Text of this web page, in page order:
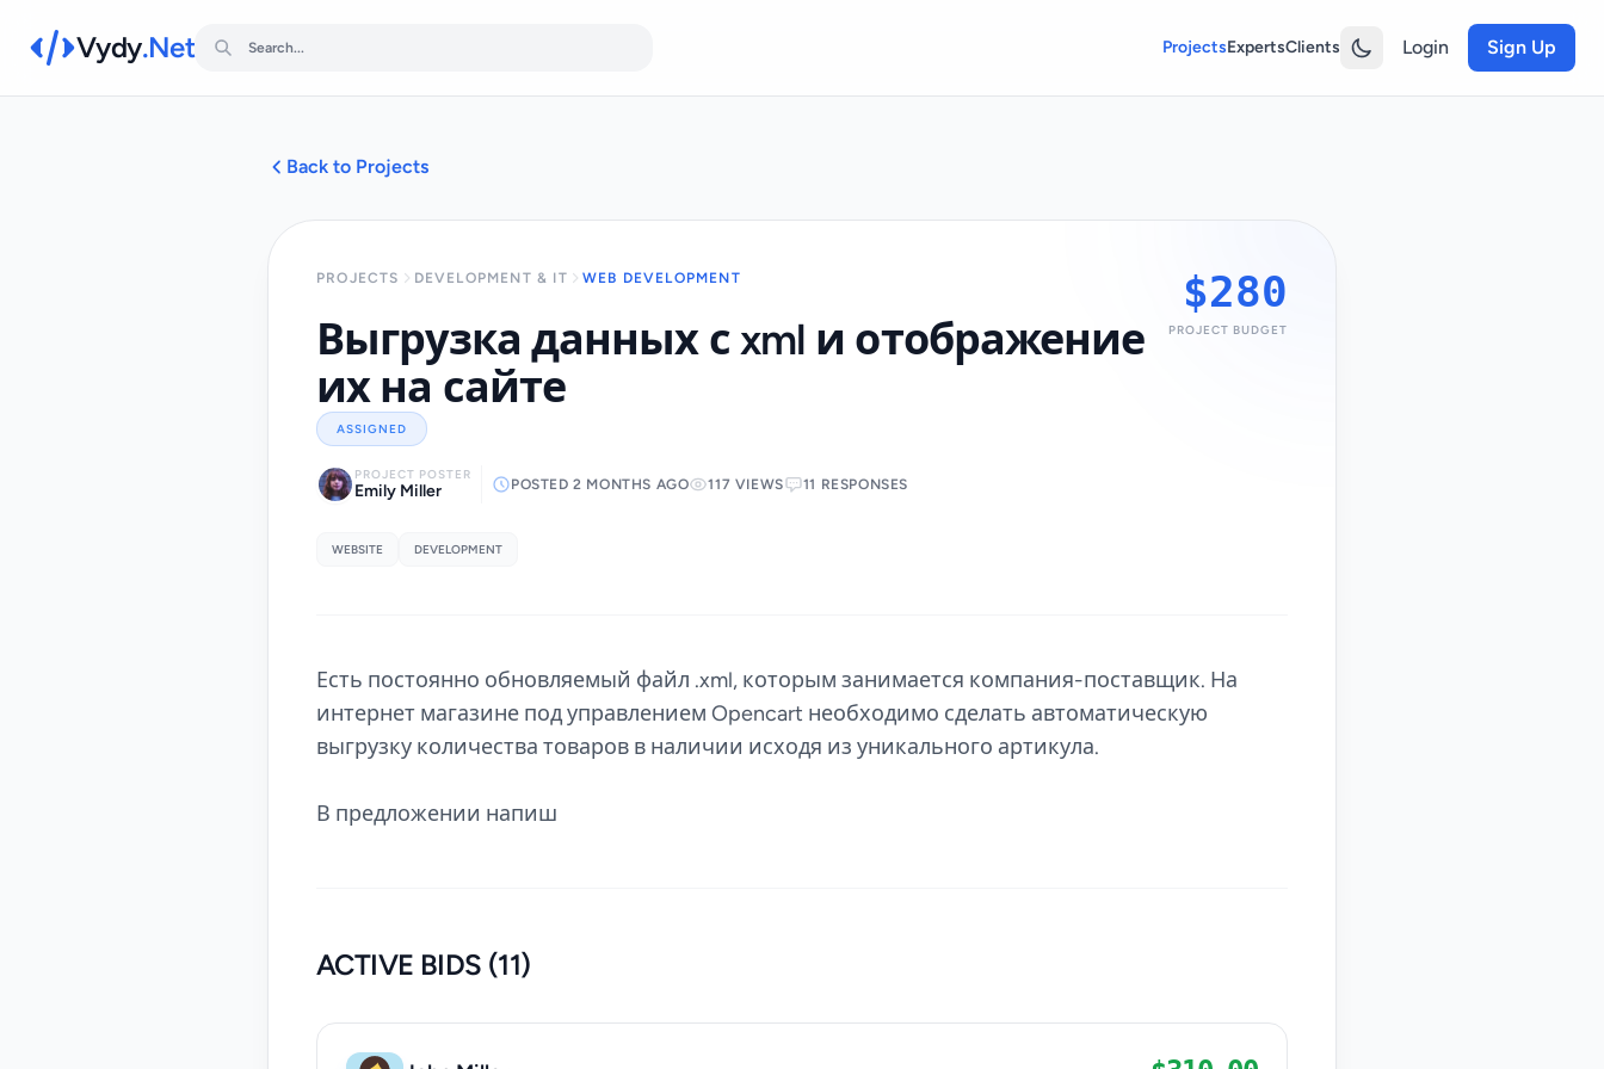
Vydy.Net ProjectsExpertsClients Login Sign Up
Back to Projects
PROJECTS DEVELOPMENT & IT WEB DEVELOPMENT
Выгрузка данных с xml и отображение
их на сайте
ASSIGNED
PROJECT POSTER
Emily Miller POSTED 2 MONTHS AGO 117 VIEWS 11 RESPONSES
WEBSITE DEVELOPMENT
$280
PROJECT BUDGET
Есть постоянно обновляемый файл .xml, которым занимается компания-поставщик. На
интернет магазине под управлением Opencart необходимо сделать автоматическую
выгрузку количества товаров в наличии исходя из уникального артикула.
В предложении напиш
ACTIVE BIDS (11)